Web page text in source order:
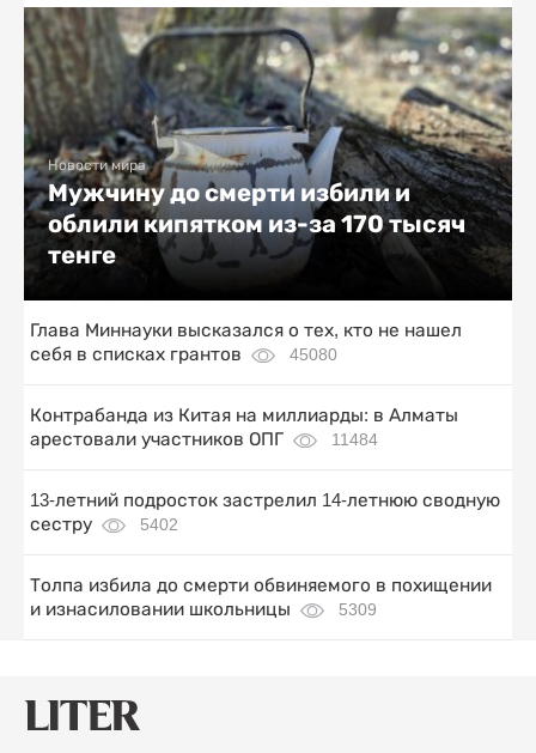
Новости мира
Мужчину до смерти избили и
облили кипятком из-за 170 тысяч
тенге
Глава Миннауки высказался о тех, кто не нашел
себя в списках грантов
45080
Контрабанда из Китая на миллиарды: в Алматы
арестовали участников ОПГ
11484
13-летний подросток застрелил 14-летнюю сводную
сестру
5402
Толпа избила до смерти обвиняемого в похищении
и изнасиловании школьницы
5309